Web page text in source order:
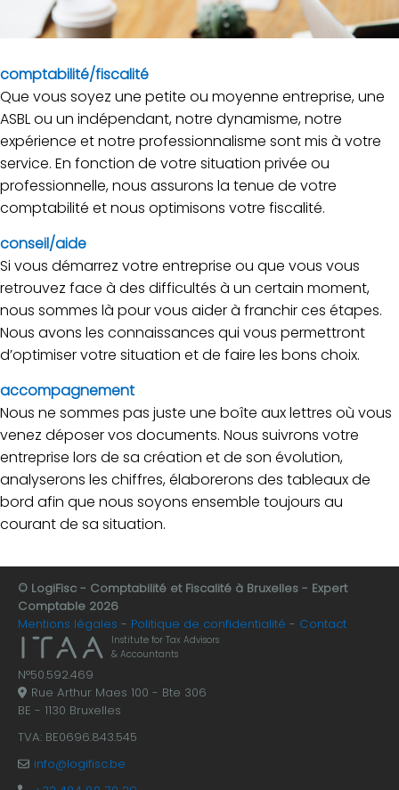
comptabilité/fiscalité
Que vous soyez une petite ou moyenne entreprise, une
ASBL ou un indépendant, notre dynamisme, notre
expérience et notre professionnalisme sont mis à votre
service. En fonction de votre situation privée ou
professionnelle, nous assurons la tenue de votre
comptabilité et nous optimisons votre fiscalité.
conseil/aide
Si vous démarrez votre entreprise ou que vous vous
retrouvez face à des difficultés à un certain moment,
nous sommes là pour vous aider à franchir ces étapes.
Nous avons les connaissances qui vous permettront
d’optimiser votre situation et de faire les bons choix.
accompagnement
Nous ne sommes pas juste une boîte aux lettres où vous
venez déposer vos documents. Nous suivrons votre
entreprise lors de sa création et de son évolution,
analyserons les chiffres, élaborerons des tableaux de
bord afin que nous soyons ensemble toujours au
courant de sa situation.
© LogiFisc - Comptabilité et Fiscalité à Bruxelles - Expert
Comptable 2026
Mentions légales
Politique de confidentialité Contact
Institute for Tax Advisors
& Accountants
N°50.592.469
Rue Arthur Maes 100 - Bte 306
BE - 1130 Bruxelles
TVA: BE0696.843.545
info@logifisc.be